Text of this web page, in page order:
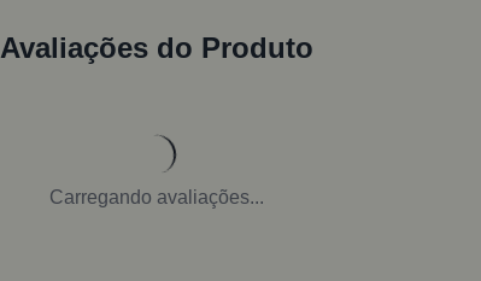
Avaliações do Produto
Carregando avaliações...